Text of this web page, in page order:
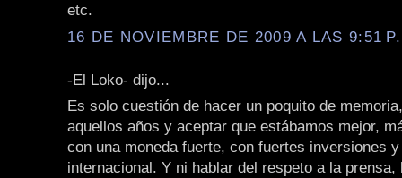
etc.
16 DE NOVIEMBRE DE 2009 A LAS 9:51
-El Loko- dijo...
Es solo cuestión de hacer un poquito de
aquellos años y aceptar que estábamos mejor,
con una moneda fuerte, con fuertes inversiones
internacional. Y ni hablar del respeto a la prensa,